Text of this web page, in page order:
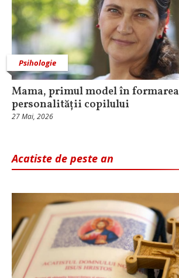
Psihologie
Mama, primul model în formarea
personalității copilului
27 Mai, 2026
Acatiste de peste an